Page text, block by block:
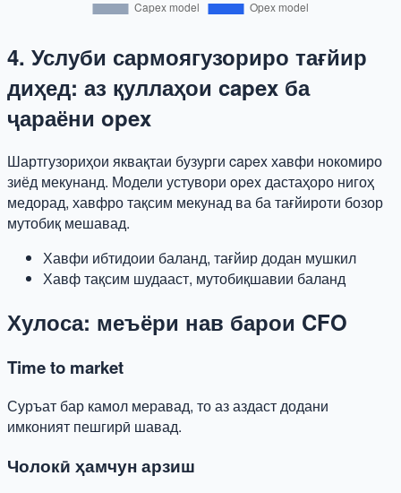
4. Услуби сармоягузориро тағйир
диҳед: аз қуллаҳои capex ба
ҷараёни opex
Шартгузориҳои яквақтаи бузурги capex хавфи нокомиро
зиёд мекунанд. Модели устувори opex дастаҳоро нигоҳ
медорад, хавфро тақсим мекунад ва ба тағйироти бозор
мутобиқ мешавад.
Хавфи ибтидоии баланд, тағйир додан мушкил
Хавф тақсим шудааст, мутобиқшавии баланд
Хулоса: меъёри нав барои CFO
Time to market
Суръат бар камол меравад, то аз аздаст додани
имконият пешгирӣ шавад.
Чолокӣ ҳамчун арзиш